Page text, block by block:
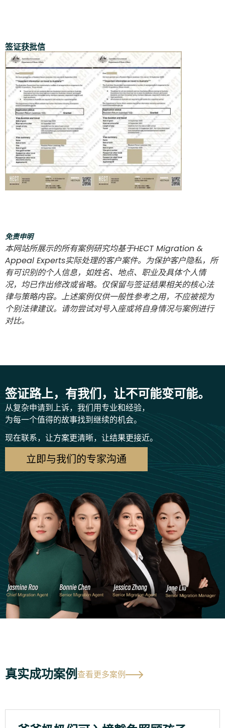
签证获批信
免责申明
本网站所展示的所有案例研究均基于HECT Migration &
Appeal Experts实际处理的客户案件。为保护客户隐私，所
有可识别的个人信息，如姓名、地点、职业及具体个人情
况，均已作出修改或省略。仅保留与签证结果相关的核心法
律与策略内容。上述案例仅供一般性参考之用，不应被视为
个别法律建议。请勿尝试对号入座或将自身情况与案例进行
对比。
签证路上，有我们，让不可能变可能。
从复杂申请到上诉，我们用专业和经验，
为每一个值得的故事找到继续的机会。
现在联系，让方案更清晰，让结果更接近。
立即与我们的专家沟通
真实成功案例查看更多案例